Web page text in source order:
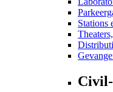
Stations